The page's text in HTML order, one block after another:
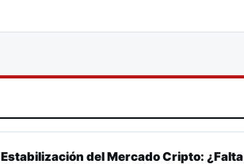
Estabilización del Mercado Cripto: ¿Falta